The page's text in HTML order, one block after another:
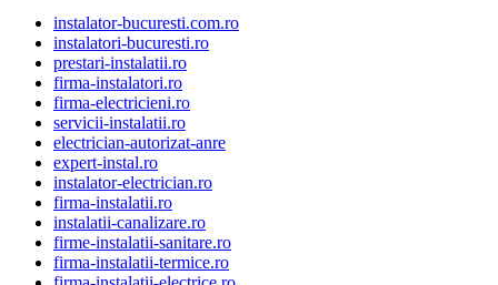
instalator-bucuresti.com.ro
instalatori-bucuresti.ro
prestari-instalatii.ro
firma-instalatori.ro
firma-electricieni.ro
servicii-instalatii.ro
electrician-autorizat-anre
expert-instal.ro
instalator-electrician.ro
firma-instalatii.ro
instalatii-canalizare.ro
firme-instalatii-sanitare.ro
firma-instalatii-termice.ro